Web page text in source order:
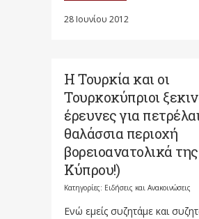
28 Ιουνίου 2012
Η Τουρκία και οι
Τουρκοκύπριοι
έρευνες για
θαλάσσια περιοχή
βορειοανατολικά της
Κύπρου!)
Κατηγορίες: Ειδήσεις και Ανακοινώσεις
Ενώ εμείς συζητάμε και